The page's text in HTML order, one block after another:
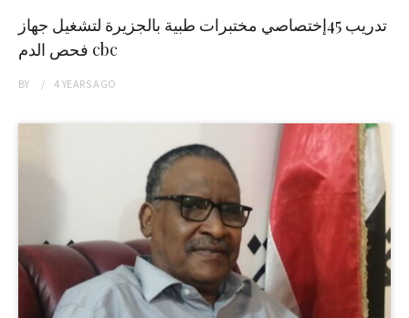
تدريب 45إختصاصي مختبرات طبية بالجزيرة لتشغيل جهاز
فحص الدم cbc
BY 4 YEARSAGO